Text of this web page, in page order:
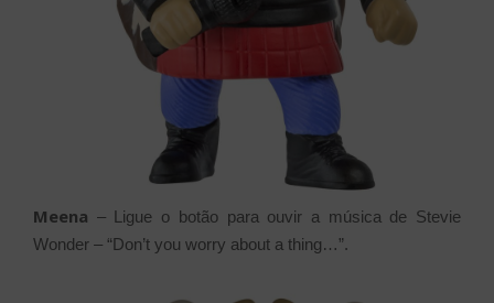
Meena – Ligue o botão para ouvir a música de Stevie
Wonder – “Don’t you worry about a thing…”.